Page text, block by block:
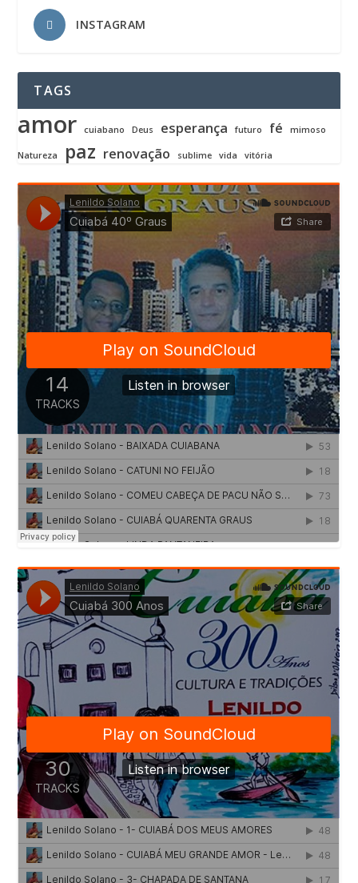
INSTAGRAM
TAGS
amor cuiabano Deus esperança futuro fé mimoso
Natureza paz renovação sublime vida vitória